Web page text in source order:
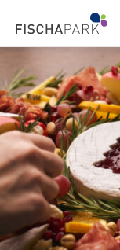
Montag
Dienstag
DIENSTAG
Mittwoch
MITTWOCH
Donnerstag
DONNERSTAG
Freitag
FREITAG